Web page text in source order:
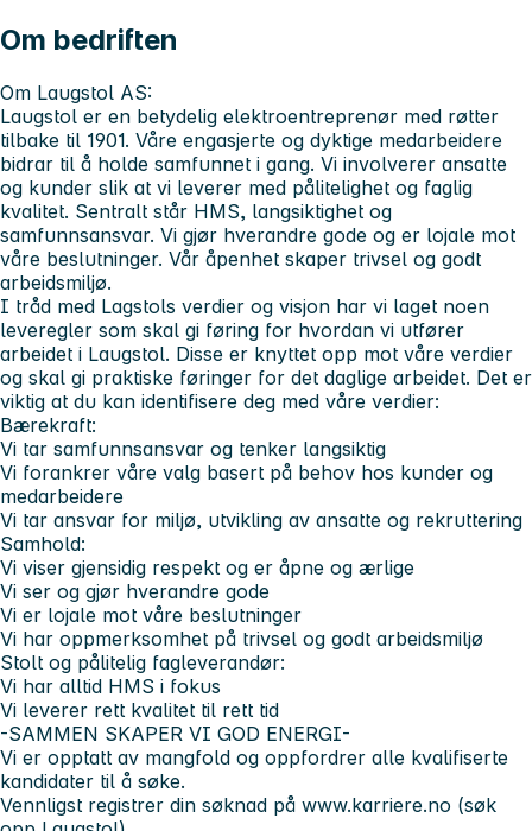
Om bedriften
Om Laugstol AS:
Laugstol er en betydelig elektroentreprenør med røtter
tilbake til 1901. Våre engasjerte og dyktige medarbeidere
bidrar til å holde samfunnet i gang. Vi involverer ansatte
og kunder slik at vi leverer med pålitelighet og faglig
kvalitet. Sentralt står HMS, langsiktighet og
samfunnsansvar. Vi gjør hverandre gode og er lojale mot
våre beslutninger. Vår åpenhet skaper trivsel og godt
arbeidsmiljø.
I tråd med Lagstols verdier og visjon har vi laget noen
leveregler som skal gi føring for hvordan vi utfører
arbeidet i Laugstol. Disse er knyttet opp mot våre verdier
og skal gi praktiske føringer for det daglige arbeidet. Det er
viktig at du kan identifisere deg med våre verdier:
Bærekraft:
Vi tar samfunnsansvar og tenker langsiktig
Vi forankrer våre valg basert på behov hos kunder og
medarbeidere
Vi tar ansvar for miljø, utvikling av ansatte og rekruttering
Samhold:
Vi viser gjensidig respekt og er åpne og ærlige
Vi ser og gjør hverandre gode
Vi er lojale mot våre beslutninger
Vi har oppmerksomhet på trivsel og godt arbeidsmiljø
Stolt og pålitelig fagleverandør:
Vi har alltid HMS i fokus
Vi leverer rett kvalitet til rett tid
-SAMMEN SKAPER VI GOD ENERGI-
Vi er opptatt av mangfold og oppfordrer alle kvalifiserte
kandidater til å søke.
Vennligst registrer din søknad på www.karriere.no (søk